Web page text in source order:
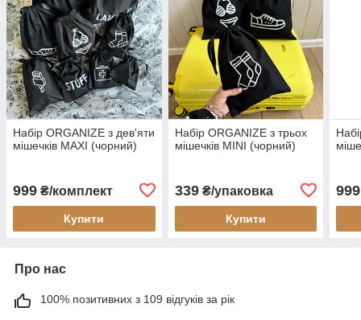
Набір ORGANIZE з дев'яти
мішечків MAXI (чорний)
999 ₴/комплект
Купити
Набір ORGANIZE з трьох
мішечків MINI (чорний)
339₴/упаковка
Купити
999
Про нас
100% позитивних з 109 відгуків за рік